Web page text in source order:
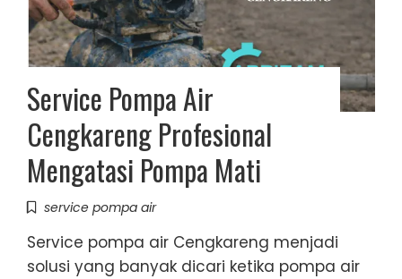
Service Pompa Air
Cengkareng Profesional
Mengatasi Pompa Mati
service pompa air
Service pompa air Cengkareng menjadi
solusi yang banyak dicari ketika pompa air